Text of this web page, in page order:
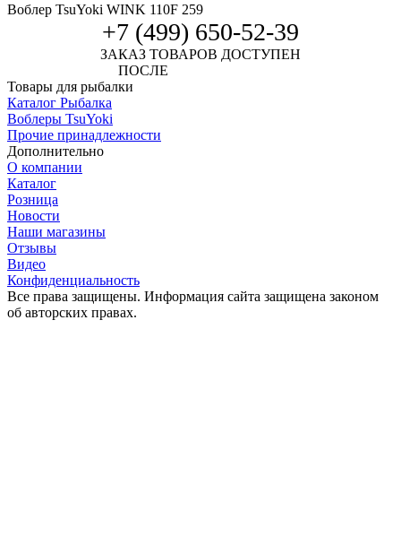
Воблер TsuYoki WINK 110F 259
+7 (499) 650-52-39
ЗАКАЗ ТОВАРОВ ДОСТУПЕН
ПОСЛЕ
Товары для рыбалки
Каталог Рыбалка
Воблеры TsuYoki
Прочие принадлежности
Дополнительно
О компании
Каталог
Розница
Новости
Наши магазины
Отзывы
Видео
Конфиденциальность
Все права защищены. Информация сайта защищена законом
об авторских правах.